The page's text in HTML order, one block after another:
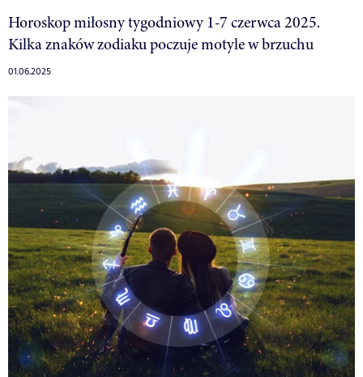
Horoskop miłosny tygodniowy 1-7 czerwca 2025.
Kilka znaków zodiaku poczuje motyle w brzuchu
01.06.2025